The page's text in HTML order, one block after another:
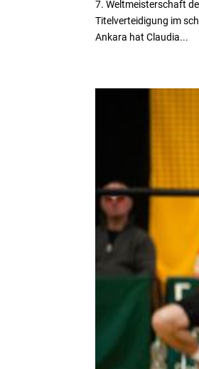
7. Weltmeisterschaft
Titelverteidigung im
Ankara hat Claudia...